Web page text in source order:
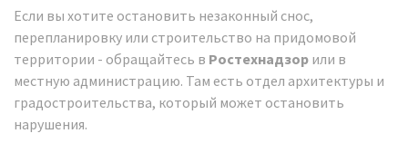
Если вы хотите остановить незаконный снос,
перепланировку или строительство на придомовой
территории - обращайтесь в Ростехнадзор или в
местную администрацию. Там есть отдел архитектуры и
градостроительства, который может остановить
нарушения.